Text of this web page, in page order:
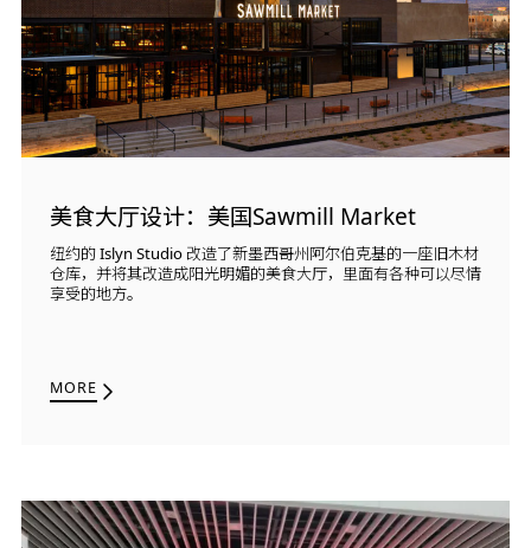
美食大厅设计：美国Sawmill Market
纽约的 Islyn Studio 改造了新墨西哥州阿尔伯克基的一座旧木材
仓库，并将其改造成阳光明媚的美食大厅，里面有各种可以尽情
享受的地方。
MORE